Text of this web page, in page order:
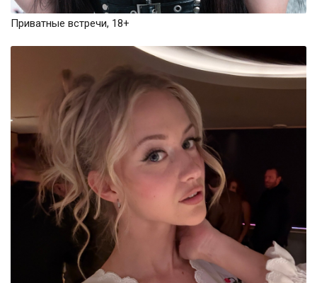
Приватные встречи, 18+